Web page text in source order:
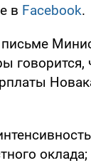
в Facebook.
говорится,
оклада;